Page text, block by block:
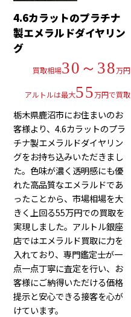
4.6カラットのプラチナ
製エメラルドダイヤリン
グ
買取相場30～38万円
アルトルは最大55万円で買取
栃木県鹿沼市にお住まいのお
客様より、4.6カラットのプラ
チナ製エメラルドダイヤリン
グをお持ち込みいただきまし
た。色味が濃く透明感にも優
れた高品質なエメラルドであ
ったことから、市場相場を大
きく上回る55万円での買取を
実現しました。アルトル銀座
店ではエメラルド買取に力を
入れており、専門鑑定士が一
点一点丁寧に査定を行い、お
客様にご納得いただける価格
提示と安心できる接客を心が
けています。